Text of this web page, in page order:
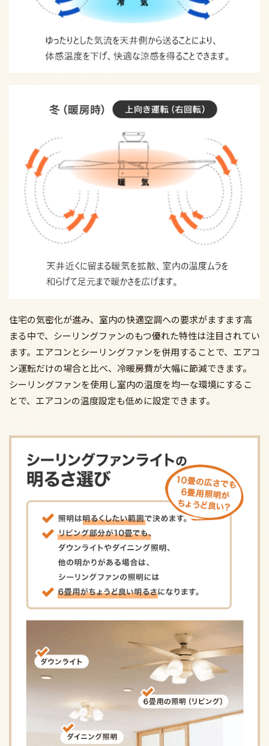
住宅の気密化が進み、室内の快適空調への要求がますます高
まる中で、シーリングファンのもつ優れた特性は注目されてい
ます。エアコンとシーリングファンを併用することで、エアコ
ン運転だけの場合と比べ、冷暖房費が大幅に節減できます。
シーリングファンを使用し室内の温度を均一な環境にするこ
とで、エアコンの温度設定も低めに設定できます。